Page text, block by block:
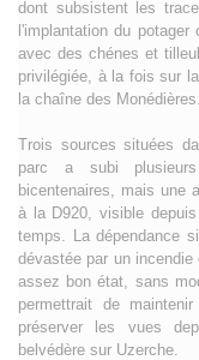
dont subsistent les
l'implantation du
avec des chénes et
privilégiée, à la fois sur
la chaîne des Monédières.
Trois sources situées
parc a subi
bicentenaires, mais une
à la D920, visible
temps. La dépendance
dévastée par un
assez bon état, sans
permettrait de
préserver les vues
belvédère sur Uzerche.